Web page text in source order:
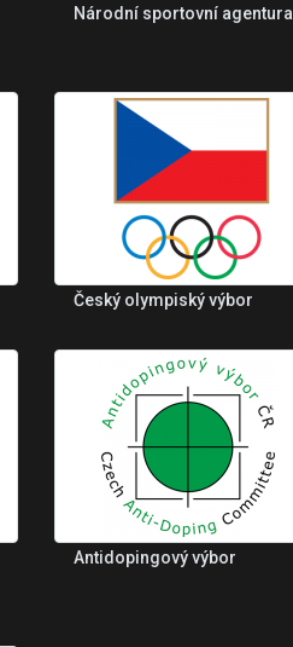
Národní sportovní agentura
Český olympiský výbor
Antidopingový výbor